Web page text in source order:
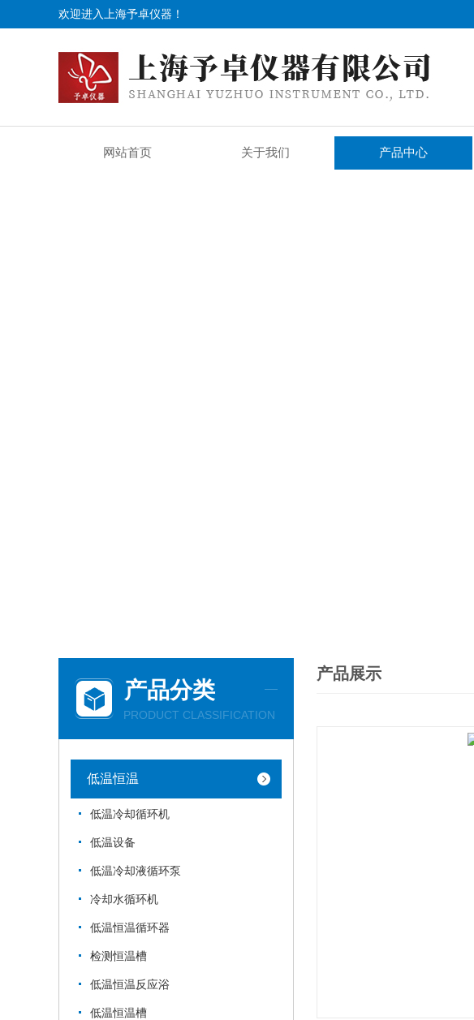
欢迎进入上海予卓仪器！
网站首页 关于我们 产品中心
产品分类
PRODUCT CLASSIFICATION
低温恒温
低温冷却循环机
低温设备
低温冷却液循环泵
冷却水循环机
低温恒温循环器
检测恒温槽
低温恒温反应浴
低温恒温槽
产品展示